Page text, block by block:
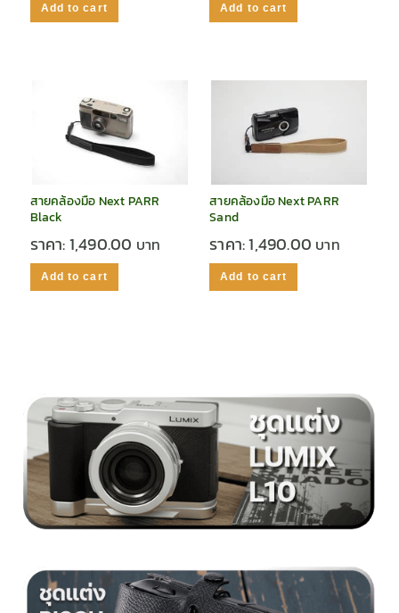
Add to cart Add to cart
สายคล้องมือ Next PARR
Black
ราคา:1,490.00
Add to cart
สายคล้องมือ Next PARR
Sand
ราคา:1,490.00
Add to cart